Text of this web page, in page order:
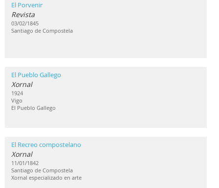
El Porvenir
Revista
03/02/1845
Santiago de Compostela
El Pueblo Gallego
Xornal
1924
Vigo
El Pueblo Gallego
El Recreo compostelano
Xornal
11/01/1842
Santiago de Compostela
Xornal especializado en arte